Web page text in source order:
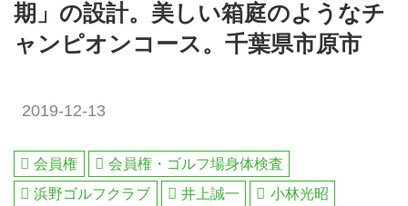
期」の設計。美しい箱庭のようなチ
ャンピオンコース。千葉県市原市
2019-12-13
会員権
会員権・ゴルフ場身体検査
浜野ゴルフクラブ
井上誠一
小林光昭